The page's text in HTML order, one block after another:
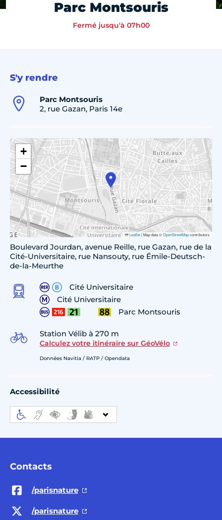
Parc Montsouris
Fermé jusqu'à 07h00
S'y rendre
Parc Montsouris
2, rue Gazan, Paris 14e
+
−
Leaflet|Map data ©OpenStreetMapcontributors
Boulevard Jourdan, avenue Reille, rue Gazan, rue de la
Cité-Universitaire, rue Nansouty, rue Émile-Deutsch-
de-la-Meurthe
Cité Universitaire
Cité Universitaire
Parc Montsouris
Station Vélib à 270 m
Calculez votre itinéraire sur GéoVélo
Données Navitia / RATP / Opendata
Accessibilité
Contacts
/parisnature
/parisnature